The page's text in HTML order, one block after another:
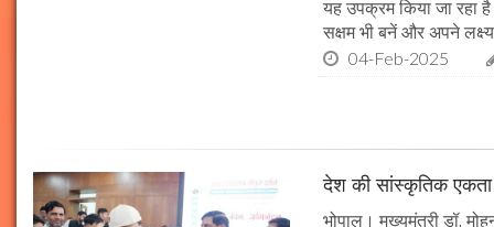
यह उपक्रम किया जा रहा
सक्षम भी बनें और अपने
04-Feb-2025
देश की सांस्कृतिक
भोपाल। मुख्यमंत्री डॉ.